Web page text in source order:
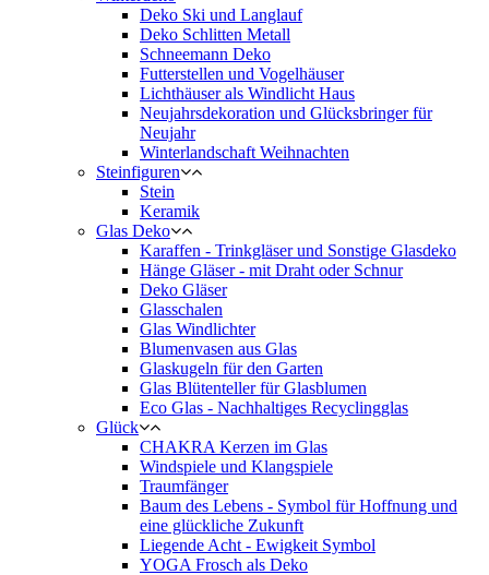
Deko Ski und Langlauf
Deko Schlitten Metall
Schneemann Deko
Futterstellen und Vogelhäuser
Lichthäuser als Windlicht Haus
Neujahrsdekoration und Glücksbringer für
Neujahr
Winterlandschaft Weihnachten
Steinfiguren
Stein
Keramik
Glas Deko
Karaffen - Trinkgläser und Sonstige Glasdeko
Hänge Gläser - mit Draht oder Schnur
Deko Gläser
Glasschalen
Glas Windlichter
Blumenvasen aus Glas
Glaskugeln für den Garten
Glas Blütenteller für Glasblumen
Eco Glas - Nachhaltiges Recyclingglas
Glück
CHAKRA Kerzen im Glas
Windspiele und Klangspiele
Traumfänger
Baum des Lebens - Symbol für Hoffnung und
eine glückliche Zukunft
Liegende Acht - Ewigkeit Symbol
YOGA Frosch als Deko